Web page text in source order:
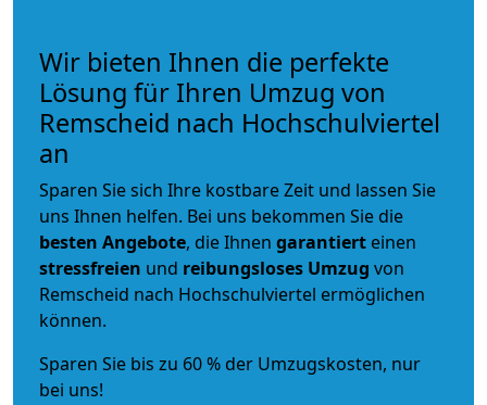
Wir bieten Ihnen die perfekte
Lösung für Ihren Umzug von
Remscheid nach Hochschulviertel
an
Sparen Sie sich Ihre kostbare Zeit und lassen Sie
uns Ihnen helfen. Bei uns bekommen Sie die
besten Angebote, die Ihnen garantiert einen
stressfreien und reibungsloses Umzug von
Remscheid nach Hochschulviertel ermöglichen
können.
Sparen Sie bis zu 60 % der Umzugskosten, nur
bei uns!